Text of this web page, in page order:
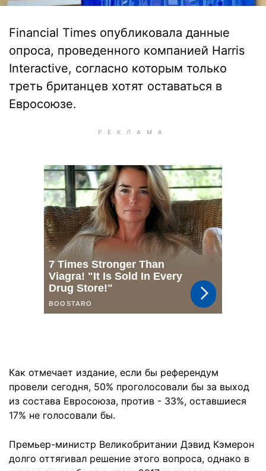
Financial Times опубликовала данные
опроса, проведенного компанией Harris
Interactive, согласно которым только
треть британцев хотят оставаться в
Евросоюзе.
Как отмечает издание, если бы референдум
провели сегодня, 50% проголосовали бы за выход
из состава Евросоюза, против - 33%, оставшиеся
17% не голосовали бы.
Премьер-министр Великобритании Дэвид Кэмерон
долго оттягивал решение этого вопроса, однако в